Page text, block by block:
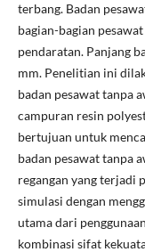
terbang. Badan
bagian-bagian
pendaratan. Panjang
mm. Penelitian ini
badan pesawat tanpa
campuran resin
bertujuan untuk
badan pesawat tanpa
regangan yang terjadi
simulasi dengan
utama dari
kombinasi sifat